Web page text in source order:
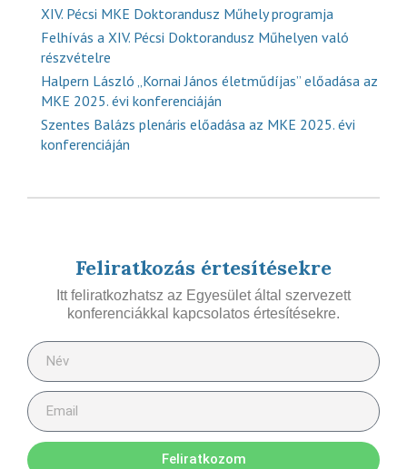
XIV. Pécsi MKE Doktorandusz Műhely programja
Felhívás a XIV. Pécsi Doktorandusz Műhelyen való
részvételre
Halpern László „Kornai János életműdíjas” előadása az
MKE 2025. évi konferenciáján
Szentes Balázs plenáris előadása az MKE 2025. évi
konferenciáján
Feliratkozás értesítésekre
Itt feliratkozhatsz az Egyesület által szervezett
konferenciákkal kapcsolatos értesítésekre.
Feliratkozom